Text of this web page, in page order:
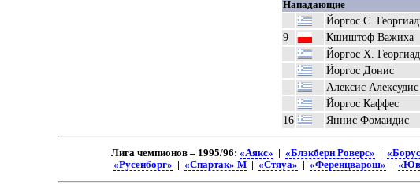
Нападающие
Йоргос С.
9 Кшиштоф Важиха
Йоргос Х.
Йоргос Донис
Алексис Алексудис
Йоргос Каффес
16
Яннис Фомаидис
Лига чемпионов – 1995/96: «Аякс» | «Блэкберн Роверс» |
«Русенборг» | «Спартак» М| «Стяуа» | «Ференцварош» |